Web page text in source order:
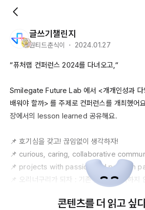
글쓰기챌린지
원티드춘식이 ・ 2024.01.27
“퓨처랩 컨퍼런스 2024를 다녀오고,“
Smilegate Future Lab 에서 <개개인성과
배워야 할까> 를 주제로 컨퍼런스를 개최했어
장에서의 lesson learned 공유해요.
📌 호기심을 갖고! 끊임없이 생각하자!
📌 curious, caring, collaborative
📌 projects with passion and peers in
📌 오리너구리가 되자 : 기존 분류에는 속하지
📌 창의성은 교육하는 게 아니라, 창의적일 수
콘텐츠를 더 읽고 싶